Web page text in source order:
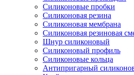
Силиконовые пробки
Силиконовая резина
Силиконовая мембрана
Силиконовая резиновая
Шнур силиконовый
Силиконовый профиль
Силиконовые кольца
Антипригарный